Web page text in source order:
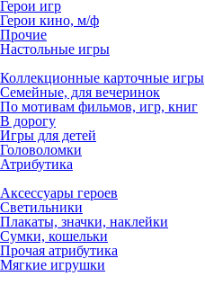
Герои игр
Герои кино, м/ф
Прочие
Настольные игры
Коллекционные карточные игры
Семейные, для вечеринок
По мотивам фильмов, игр, книг
В дорогу
Игры для детей
Головоломки
Атрибутика
Аксессуары героев
Светильники
Плакаты, значки, наклейки
Сумки, кошельки
Прочая атрибутика
Мягкие игрушки